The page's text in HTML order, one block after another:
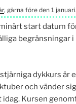
, gärna före den 1 januari.
start datum
begränsningar
dykkurs är
och vänder
Kursen